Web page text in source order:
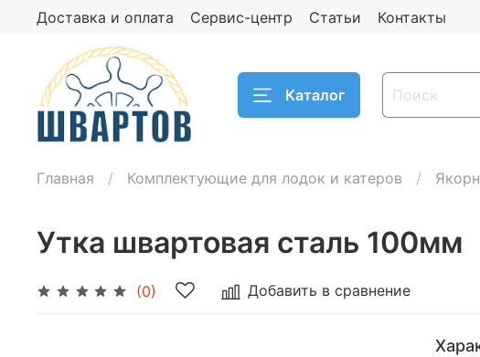
Доставка и оплата Сервис-центр Статьи Контакты
Каталог
Главная Комплектующие для лодок и катеров
Утка швартовая сталь 100мм
(0) Добавить в сравнение